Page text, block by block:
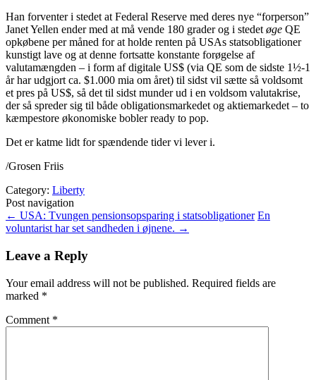
Han forventer i stedet at Federal Reserve med deres nye “forperson”
Janet Yellen ender med at må vende 180 grader og i stedet øge QE
opkøbene per måned for at holde renten på USAs statsobligationer
kunstigt lave og at denne fortsatte konstante forøgelse af
valutamængden – i form af digitale US$ (via QE som de sidste 1½-1
år har udgjort ca. $1.000 mia om året) til sidst vil sætte så voldsomt
et pres på US$, så det til sidst munder ud i en voldsom valutakrise,
der så spreder sig til både obligationsmarkedet og aktiemarkedet – to
kæmpestore økonomiske bobler ready to pop.
Det er katme lidt for spændende tider vi lever i.
/Grosen Friis
Category: Liberty
Post navigation
← USA: Tvungen pensionsopsparing i statsobligationer En
voluntarist har set sandheden i øjnene. →
Leave a Reply
Your email address will not be published. Required fields are
marked *
Comment *